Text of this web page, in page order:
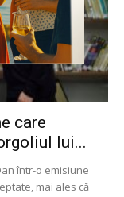
care
lui...
într-o emisiune
mai ales că